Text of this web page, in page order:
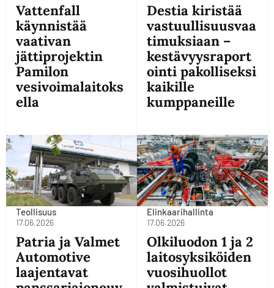
Vattenfall
käynnistää
vaativan
jättiprojektin
Pamilon
vesivoimalaitoks
ella
Destia kiristää
vastuullisuusvaa
timuksiaan –
kestävyysraport
ointi pakolliseksi
kaikille
kumppaneille
Teollisuus
17.06.2026
Patria ja Valmet
Automotive
laajentavat
Elinkaarihallinta
17.06.2026
Olkiluodon 1 ja 2
laitosyksiköiden
vuosihuollot